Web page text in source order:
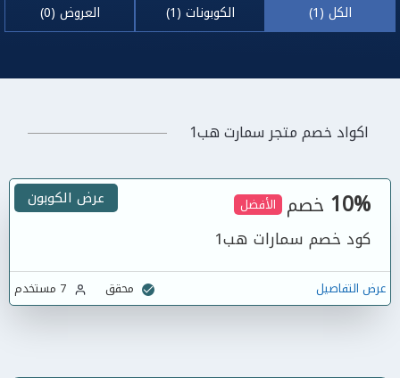
الكل (1) الكوبونات (1) العروض (0)
اكواد خصم متجر سمارت هب1
10% خصم الأفضل
كود خصم سمارات هب1
عرض الكوبون
عرض التفاصيل محقق